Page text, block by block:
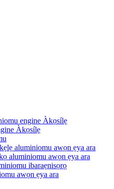
engine Àkọsílẹ
Àkọsílẹ
aluminiomu awọn ẹya ara
aluminiomu awọn ẹya ara
ibaraẹnisọrọ
awọn ẹya ara